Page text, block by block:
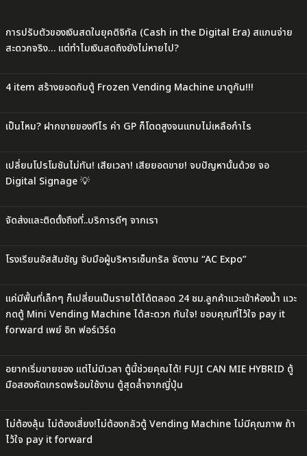
การปรับตัวของเงินสดในยุคดิจิทัล (Cash in the Digital Era) สแกนจ่าย
สะดวกจริง… แต่ทำไมเงินสดถึงยังไม่หายไป?
4 item สร้างยอดกับตู้ Frozen Vending Machine มาดูกัน!!!
เป็นไหม? ฝากขายของทีไร ค่า GP ก็โดดสูงจนแทบไม่เหลือกำไร
เปลี่ยนโปรโมชันไม่ทัน! เสียเวลา! เสียยอดขาย! จบปัญหานั้นด้วย จอ
Digital Signage 💡
จัดส่งและติดตั้งถึงที่..บริการดีๆ จากเรา
โรงเรียนอัสสัมชัญ จับมือผู้บริหารเซ็นทรัล จัดงาน “AC Expo”
แค่มีพื้นที่เล็กๆ ก็เปลี่ยนเป็นรายได้ได้ตลอด 24 ชม.ลูกค้าแวะเข้าห้องน้ำ แวะ
กดตู้ Mini Vending Machine ได้สะดวก ทันใจ! ขอบคุณที่ไว้ใจ pay it
forward เพย์ อิท ฟอร์เวิร์ด
อยากเริ่มขายของ แต่ไม่มีเวลา ตู้นี้ช่วยคุณได้! FUJI CAN MIE HYBRID ตู้
มือสองคัดเกรดพร้อมใช้งาน ตู้สุดล้ำจากญี่ปุ่น
ไม่ต้องลุ้น ไม่ต้องเสี่ยง!ไม่ต้องกลัวตู้ Vending Machine ไม่มีคุณภาพ ถ้า
ไว้ใจ pay it forward